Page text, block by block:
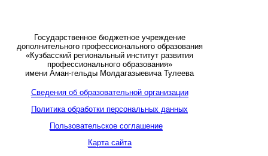
Государственное бюджетное учреждение
дополнительного профессионального образования
«Кузбасский региональный институт развития
профессионального образования»
имени Аман-гельды Молдагазыевича Тулеева
Сведения об образовательной организации
Политика обработки персональных данных
Пользовательское соглашение
Карта сайта